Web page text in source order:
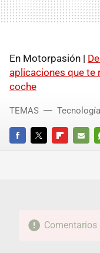
En Motorpasión |
aplicaciones que te
coche
FACEBOOKTWITTERFLIPBOARD
E-
TEMAS Tecnología
Comentarios